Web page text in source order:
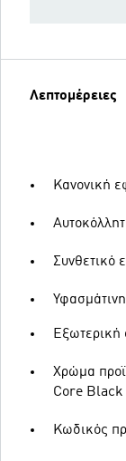
Λεπτομέρειες
Κανονική
Συνθετικό
Εξωτερική
Χρώμα
Core Black
Κωδικός